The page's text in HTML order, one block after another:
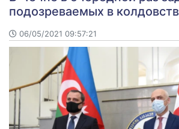
подозреваемых в
06/05/2021 09:57:21